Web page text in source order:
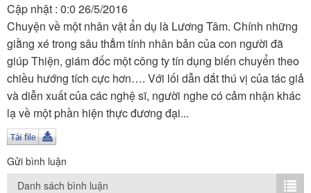
Sân khấu
Thiếu nhi
Kết nối VOV6
TÌM KIẾM
Vận hành bởi QI Corp
Cập nhật : 0:0 26/5/2016
Chuyện về một nhân vật ẩn dụ là Lương Tâm. Chính những
giằng xé trong sâu thẳm tính nhân bản của con người đã
giúp Thiện, giám đốc một công ty tín dụng biến chuyển theo
chiều hướng tích cực hơn…. Với lối dẫn dắt thú vị của tác giả
và diễn xuất của các nghệ sĩ, người nghe có cảm nhận khác
lạ về một phần hiện thực đương đại...
Gửi bình luận
Danh sách bình luận